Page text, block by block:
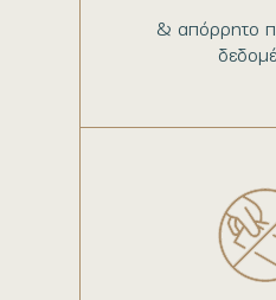
& απόρρητο